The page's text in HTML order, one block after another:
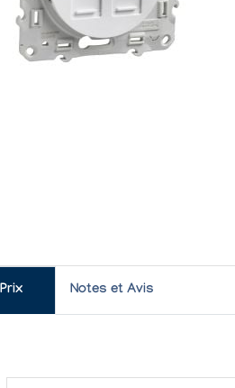
Prix Notes et Avis